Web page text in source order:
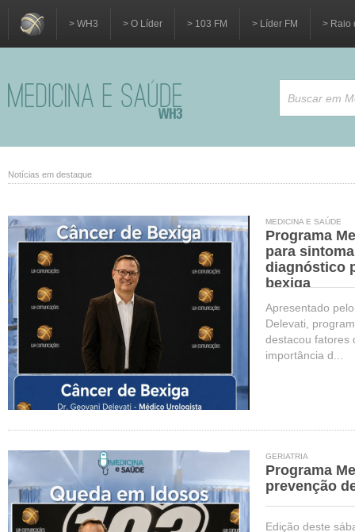
> WH3 > O Líder > 103 FM > Líder FM > Raio
Notícias em destaque
MEDICINA E SAÚDE
Programa
para
diagnóstico
bexiga
Apresentado
Delevati,
destacou fatores
importância d...
GERIATRIA
Programa
prevenção
Edição deste